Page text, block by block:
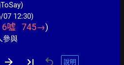
07 12:30)
6噓 745→)
參與
說明